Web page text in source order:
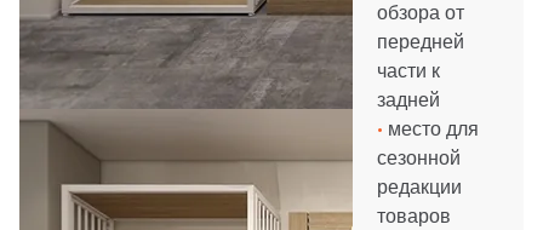
обзора от
передней
части к
задней
• место для
сезонной
редакции
товаров